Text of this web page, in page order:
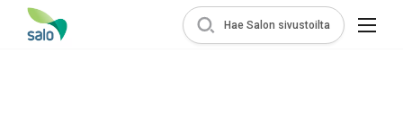
Hae Salon sivustoilta